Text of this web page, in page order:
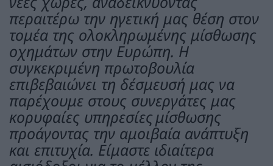
περαιτέρω την ηγετική μας θέση στον
τομέα της ολοκληρωμένης μίσθωσης
οχημάτων στην Ευρώπη. Η
συγκεκριμένη πρωτοβουλία
επιβεβαιώνει τη δέσμευσή μας να
παρέχουμε στους συνεργάτες μας
κορυφαίες υπηρεσίεςμίσθωσης
προάγοντας την αμοιβαία ανάπτυξη
και επιτυχία. Είμαστε ιδιαίτερα